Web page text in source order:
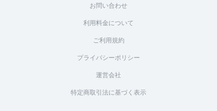
お問い合わせ
利用料金について
ご利用規約
プライバシーポリシー
運営会社
特定商取引法に基づく表示